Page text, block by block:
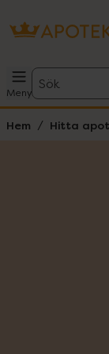
Meny
Sök
Hem Hitta